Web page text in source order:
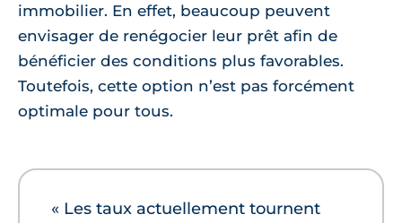
immobilier. En effet, beaucoup peuvent
envisager de renégocier leur prêt afin de
bénéficier des conditions plus favorables.
Toutefois, cette option n’est pas forcément
optimale pour tous.
« Les taux actuellement tournent